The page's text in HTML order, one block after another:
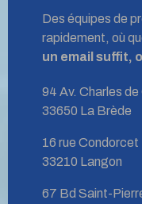
Des équipes de
rapidement, où
un email suffit,
94 Av. Charles de
33650 La Brède
16 rue Condorcet
33210 Langon
67 Bd Saint-